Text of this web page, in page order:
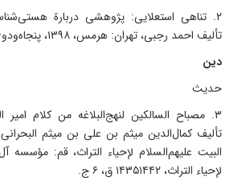
۲. تناهی استعلایی: پژوهشی دربارة
تألیف احمد رجبی، تهران: هرمس، ۱۳۹۸، پنجاه‌ودو+ ۴۹۳ ص.
دین
حدیث
۳. مصباح السالکین لنهج‌البلاغه من کلام امیر
تألیف کمال‌الدین میثم بن علی بن میثم
البیت علیهم‌السلام لإحیاء التراث، قم: مؤسسه
لإحیاء التراث، ۱۴۳۵۱۴۴۲ ق، ۶ ج.